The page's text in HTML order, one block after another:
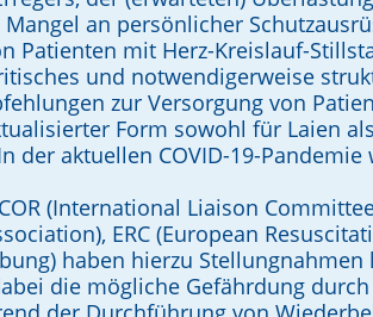
an persönlicher
Patienten mit Herz-Kreislauf-
und notwendigerweise
zur Versorgung von
Form sowohl für Laien
der aktuellen COVID-19-
(International Liaison
ERC (European
haben hierzu Stellungnahmen
die mögliche Gefährdung